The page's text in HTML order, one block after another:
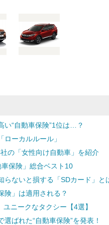
い“自動車保険”1位は…？
ーカルルール」
の「女性向け自動車」を紹介
保険」総合ベスト10
ないと損する「SDカード」と
」は適用される？
ニークなタクシー【4選】
ばれた“自動車保険”を発表！